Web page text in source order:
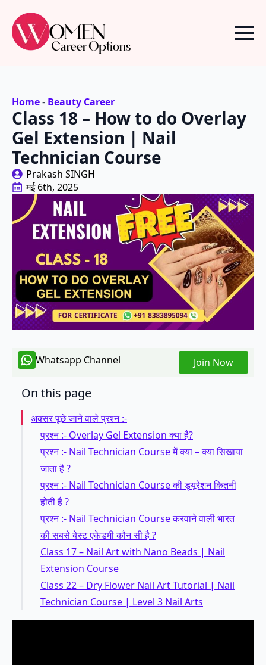
Home- Beauty Career
Class 18 – How to do Overlay
Gel Extension | Nail
Technician Course
Prakash SINGH
मई 6th, 2025
Whatsapp Channel Join Now
On this page
अक्सर पूछे जाने वाले प्रश्न :-
प्रश्न :- Overlay Gel Extension क्या है?
प्रश्न :- Nail Technician Course में क्या – क्या सिखाया
जाता है ?
प्रश्न :- Nail Technician Course की ड्यूरेशन कितनी
होती है ?
प्रश्न :- Nail Technician Course करवाने वाली भारत
की सबसे बेस्ट एकेडमी कौन सी है ?
Class 17 – Nail Art with Nano Beads | Nail
Extension Course
Class 22 – Dry Flower Nail Art Tutorial | Nail
Technician Course | Level 3 Nail Arts